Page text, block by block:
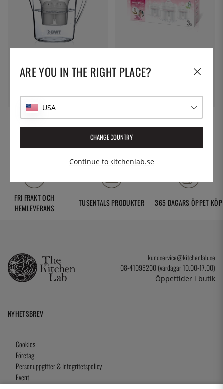
Filterkanna med Magnesium-
Teknologi - BWT
3-pack refill filter med
Magnesium-Teknologi - BWT
FRI FRAKT OCH
HEMLEVERANS
TUSENTALS PRODUKTER 365 DAGARS ÖPPET KÖP
kundservice@kitchenlab.se
08-41095200 (vardagar 10.00-17.00)
Öppettider i butik
NYHETSBREV
Cookies
Företag
Personuppgifter & Integritetspolicy
Event
ARE YOU IN THE RIGHT PLACE?
USA
CHANGE COUNTRY
Continue to kitchenlab.se